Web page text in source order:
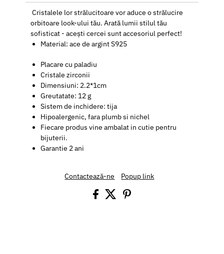
Cristalele lor strălucitoare vor aduce o strălucire
orbitoare look-ului tău. Arată lumii stilul tău
sofisticat - acești cercei sunt accesoriul perfect!
Material: ace de argint S925
Placare cu paladiu
Cristale zirconii
Dimensiuni: 2.2*1cm
Greutatate: 12 g
Sistem de inchidere: tija
Hipoalergenic, fara plumb si nichel
Fiecare produs vine ambalat in cutie pentru
bijuterii.
Garantie 2 ani
Contactează-ne Popup link